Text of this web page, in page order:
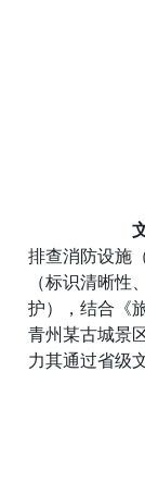
排查消防设施
（标识清晰
护），结合《
青州某古城景
力其通过省级